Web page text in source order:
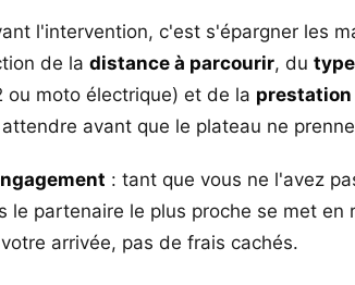
l'intervention, c'est s'épargner les
de la distance à parcourir, du
ou moto électrique) et de la
avant que le plateau ne
: tant que vous ne l'avez
le partenaire le plus proche se met en
arrivée, pas de frais cachés.